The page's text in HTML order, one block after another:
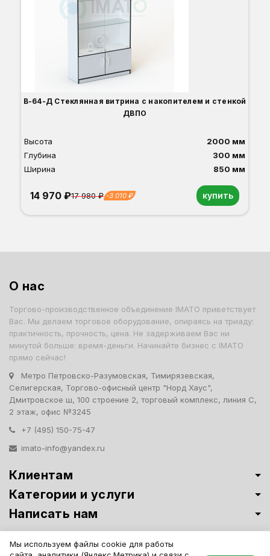
В-64-Д Стеклянная витрина с накопителем и стенкой
ДВПО
Высота
2000 мм
Глубина
300 мм
Ширина
850 мм
14 970 ₽17 980 ₽ -3 010 ₽ купить
О нас
Торгово-производственное объединение IMATO приветствует
Вас. Мы делаем торговое оборудование, опираясь на триаду:
практичность, прочность, цена. Не задерживаем Вас ни
минутой больше: время-деньги. Начинайте бизнес с IMATO
прямо сейчас!
Метро Петровско-Разумовская, Тимирязевская,
Селигерская, Торгово-офисный центр "Норд Хаус",
Дмитровское ш, 100 строение 2, торговый комплекс, линия С,
2 этаж, офис №3245
+7 (495) 150-75-47
imato-info@yandex.ru
Клиентам
Категории и услуги
Написать нам
Витрины премиум-класса ИМАТО
Политика обработки персональных
данных
Мы используем файлы cookie для работы